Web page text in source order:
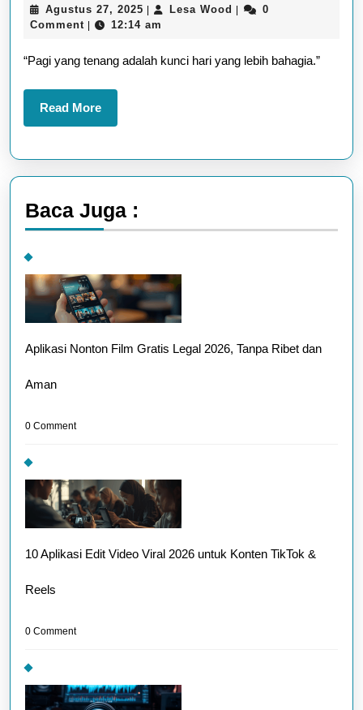
Mudah
Kesehatan
Agustus 27, 2025 Agustus
27,
Lesa Wood Lesa 0
Comment
12:14 am
“Pagi yang tenang adalah kunci hari yang lebih bahagia.”
Read MoreRead
More
Baca Juga :
Aplikasi Nonton Film Gratis Legal 2026, Tanpa Ribet dan
Aman
0 Comment
10 Aplikasi Edit Video Viral 2026 untuk Konten TikTok &
Reels
0 Comment